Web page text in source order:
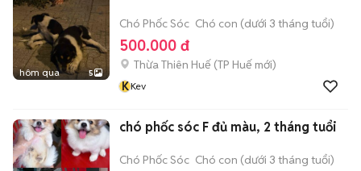
hôm qua 5
Chó Phốc Sóc Chó con (dưới 3 tháng tuổi)
500.000 đ
Thừa Thiên Huế (TP Huế mới)
KKev
chó phốc sóc F đủ màu, 2 tháng tuổi
Chó Phốc Sóc Chó con (dưới 3 tháng tuổi)